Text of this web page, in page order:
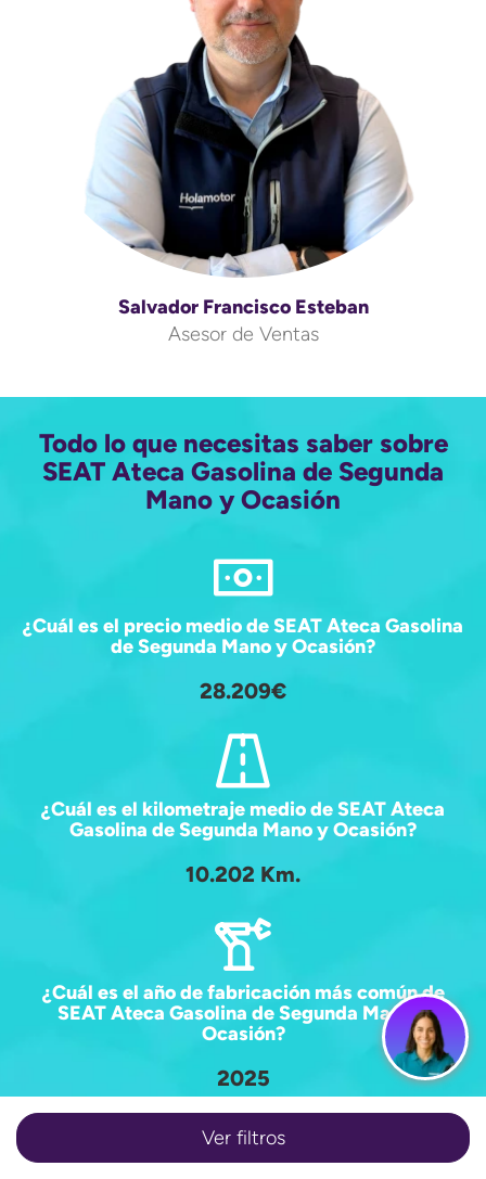
Ver filtros
Salvador Francisco Esteban
Asesor de Ventas
Todo lo que necesitas saber sobre
SEAT Ateca Gasolina de Segunda
Mano y Ocasión
¿Cuál es el precio medio de SEAT Ateca Gasolina
de Segunda Mano y Ocasión?
28.209€
¿Cuál es el kilometraje medio de SEAT Ateca
Gasolina de Segunda Mano y Ocasión?
10.202 Km.
¿Cuál es el año de fabricación más común de
SEAT Ateca Gasolina de Segunda Mano y
Ocasión?
2025